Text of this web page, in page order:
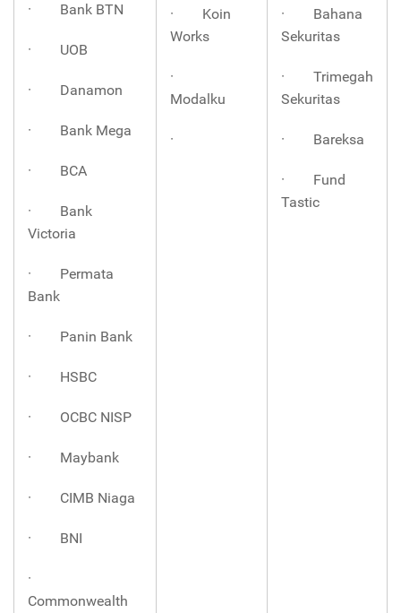
· Bank BTN
· UOB
· Danamon
· Bank Mega
· BCA
· Bank
Victoria
· Permata
Bank
· Panin Bank
· HSBC
· OCBC NISP
· Maybank
· CIMB Niaga
· BNI
·
Commonwealth
· Koin
Works
·
Modalku
·
· Bahana
Sekuritas
· Trimegah
Sekuritas
· Bareksa
· Fund
Tastic